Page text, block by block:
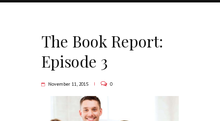
The Book Report:
Episode 3
November 11, 2015 0